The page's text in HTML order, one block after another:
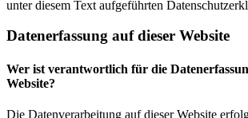
unter diesem Text aufgeführten
Datenerfassung auf dieser Website
Wer ist verantwortlich für die
Website?
Die Datenverarbeitung auf dieser Website